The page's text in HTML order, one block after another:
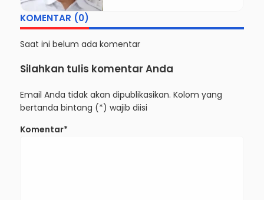
KOMENTAR (0)
Saat ini belum ada komentar
Silahkan tulis komentar Anda
Email Anda tidak akan dipublikasikan. Kolom yang
bertanda bintang (*) wajib diisi
Komentar*